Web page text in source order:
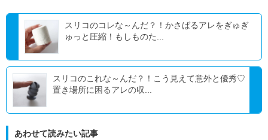
スリコのコレな～んだ？！かさばるアレをぎゅぎ
ゅっと圧縮！もしものた...
スリコのこれな～んだ？！こう見えて意外と優秀♡
置き場所に困るアレの収...
あわせて読みたい記事